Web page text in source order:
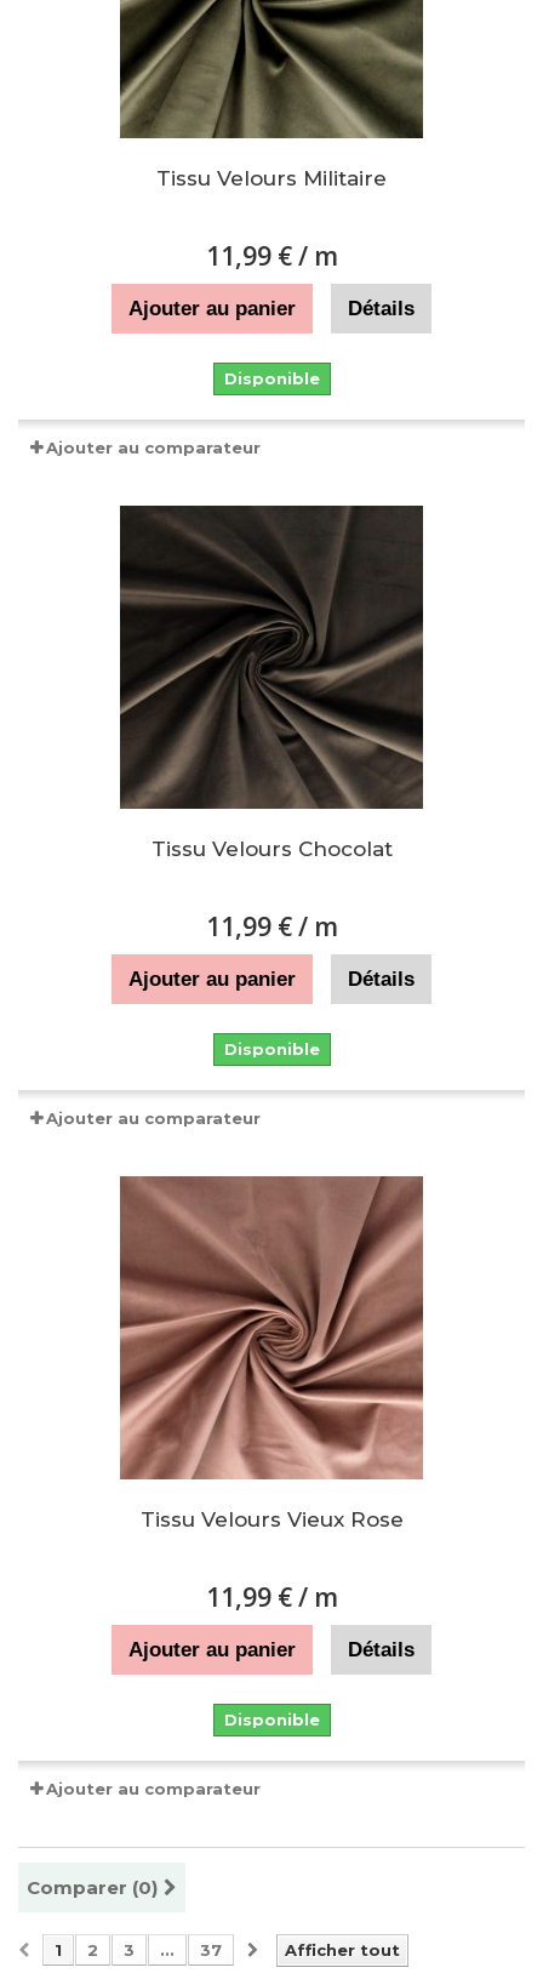
Tissu Velours Militaire
11,99 €/ m
Ajouter au panier Détails
Disponible
Ajouter au comparateur
Tissu Velours Chocolat
11,99 €/ m
Ajouter au panier Détails
Disponible
Ajouter au comparateur
Tissu Velours Vieux Rose
11,99 €/ m
Ajouter au panier Détails
Disponible
Ajouter au comparateur
Comparer (0)
Afficher tout
1 2 3 ... 37